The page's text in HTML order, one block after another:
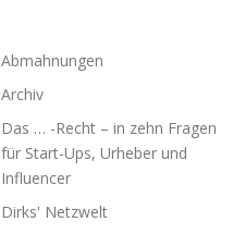
Abmahnungen
Archiv
Das … -Recht – in zehn Fragen
für Start-Ups, Urheber und
Influencer
Dirks' Netzwelt